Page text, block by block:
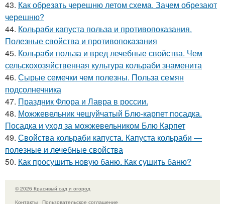
43. Как обрезать черешню летом схема. Зачем обрезают
черешню?
44. Кольраби капуста польза и противопоказания.
Полезные свойства и противопоказания
45. Кольраби польза и вред лечебные свойства. Чем
сельскохозяйственная культура кольраби знаменита
46. Сырые семечки чем полезны. Польза семян
подсолнечника
47. Праздник Флора и Лавра в россии.
48. Можжевельник чешуйчатый Блю-карпет посадка.
Посадка и уход за можжевельником Блю Карпет
49. Свойства кольраби капуста. Капуста кольраби —
полезные и лечебные свойства
50. Как просушить новую баню. Как сушить баню?
© 2026 Красивый сад и огород
Контакты
Пользовательское соглашение